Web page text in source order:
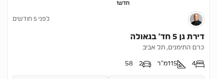
חדש!
לפני 5 חודשים
דירת גן 5 חד’ בגאולה
כרם התימנים, תל אביב
4
115מ"ר 2
58